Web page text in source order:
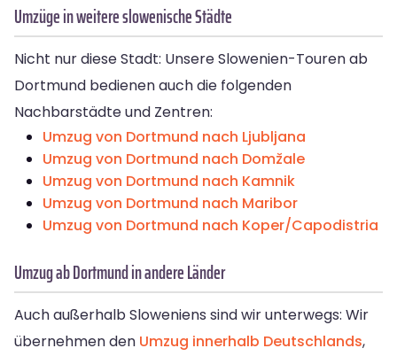
Umzüge in weitere slowenische Städte
Nicht nur diese Stadt: Unsere Slowenien-Touren ab
Dortmund bedienen auch die folgenden
Nachbarstädte und Zentren:
Umzug von Dortmund nach Ljubljana
Umzug von Dortmund nach Domžale
Umzug von Dortmund nach Kamnik
Umzug von Dortmund nach Maribor
Umzug von Dortmund nach Koper/Capodistria
Umzug ab Dortmund in andere Länder
Auch außerhalb Sloweniens sind wir unterwegs: Wir
übernehmen den Umzug innerhalb Deutschlands,